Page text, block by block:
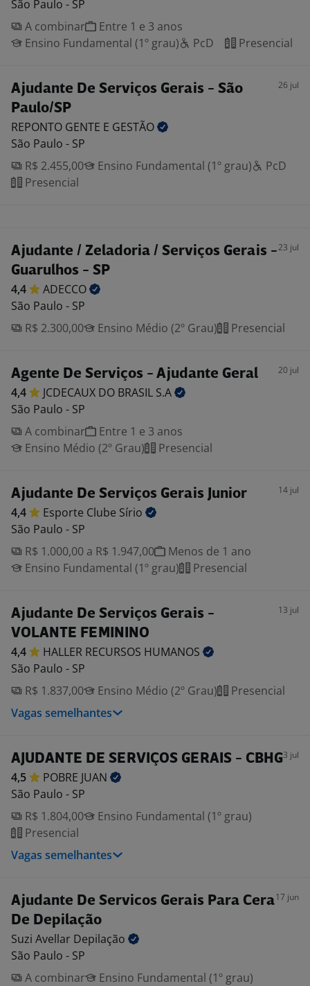
São Paulo - SP
A combinar
Entre 1 e 3 anos
Ensino Fundamental (1º grau)
PcD Presencial
Ajudante De Serviços Gerais - São
Paulo/SP
26 jul
REPONTO GENTE E GESTÃO
São Paulo - SP
R$ 2.455,00
Ensino Fundamental (1º grau)
PcD
Presencial
Ajudante / Zeladoria / Serviços Gerais -
Guarulhos - SP
23 jul
4,4
ADECCO
São Paulo - SP
R$ 2.300,00
Ensino Médio (2º Grau) Presencial
Agente De Serviços - Ajudante Geral 20 jul
4,4 JCDECAUX DO BRASIL S.A
São Paulo - SP
A combinar
Entre 1 e 3 anos
Ensino Médio (2º Grau)
Presencial
Ajudante De Serviços Gerais Junior 14 jul
4,4 Esporte Clube Sírio
São Paulo - SP
R$ 1.000,00 a R$ 1.947,00
Menos de 1 ano
Ensino Fundamental (1º grau)
Presencial
Ajudante De Serviços Gerais -
VOLANTE FEMININO
13 jul
4,4 HALLER RECURSOS HUMANOS
São Paulo - SP
R$ 1.837,00
Ensino Médio (2º Grau)
Presencial
Vagas semelhantes
AJUDANTE DE SERVIÇOS GERAIS - CBHG3 jul
4,5 POBRE JUAN
São Paulo - SP
R$ 1.804,00
Ensino Fundamental (1º grau)
Presencial
Vagas semelhantes
Ajudante De Servicos Gerais Para Cera
De Depilação
17 jun
Suzi Avellar Depilação
São Paulo - SP
A combinar
Ensino Fundamental (1º grau)